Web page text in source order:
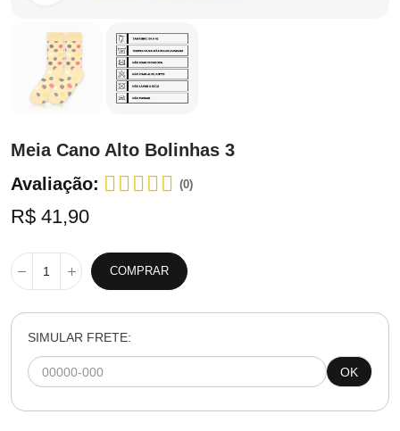
Meia Cano Alto Bolinhas 3
Avaliação:
(0)
R$ 41,90
COMPRAR
SIMULAR FRETE:
OK